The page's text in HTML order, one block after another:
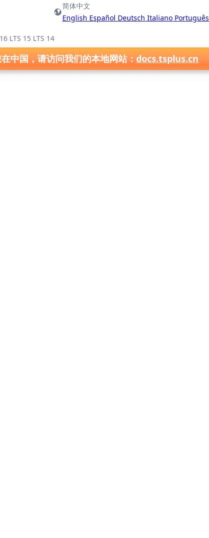
LTS 15 LTS 14
简体中文
English Español Deutsch Italiano Português
中国，请访问我们的本地网站：docs.tsplus.cn